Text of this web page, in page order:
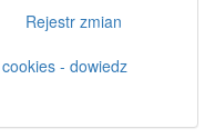
Rejestr zmian
- dowiedz